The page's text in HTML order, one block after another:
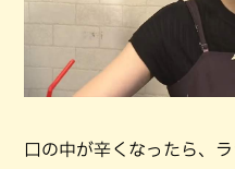
口の中が辛くなったら、